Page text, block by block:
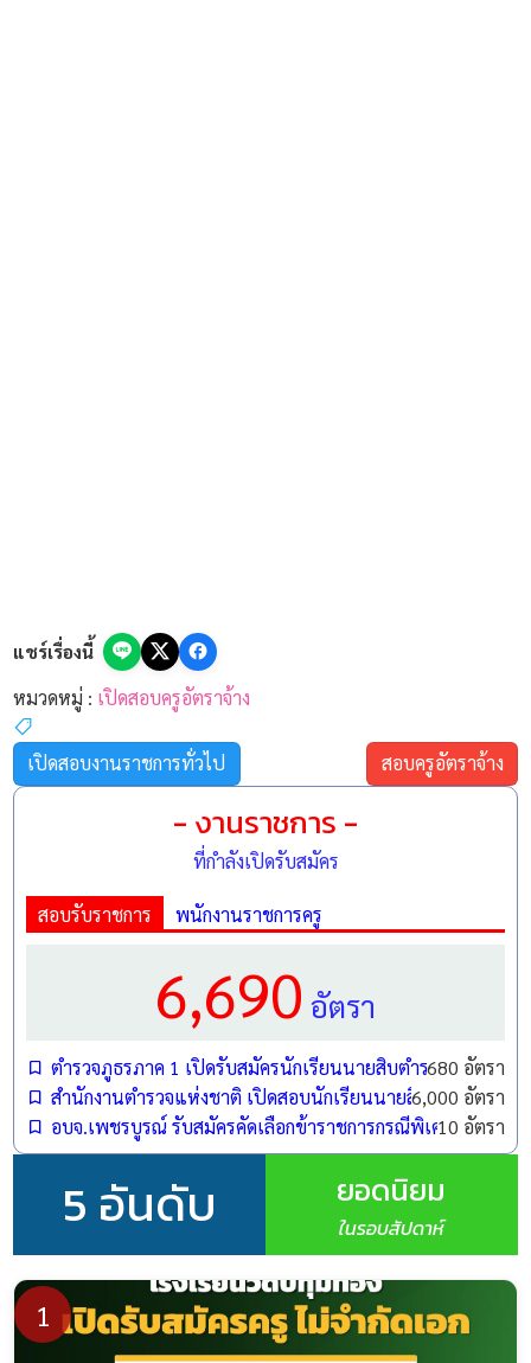
แชร์เรื่องนี้
หมวดหมู่ : เปิดสอบครูอัตราจ้าง
เปิดสอบงานราชการทั่วไป สอบครูอัตราจ้าง
- งานราชการ -
ที่กำลังเปิดรับสมัคร
สอบรับราชการ พนักงานราชการครู
6,690 อัตรา
ตำรวจภูธรภาค 1 เปิดรับสมัครนักเรียนนายสิบตำรวจ (นสต.)
680 อัตรา
สำนักงานตำรวจแห่งชาติ เปิดสอบนักเรียนนายสิบตำรวจ (นส
6,000 อัตรา
อบจ.เพชรบูรณ์ รับสมัครคัดเลือกข้าราชการกรณีพิเศษ ตำแห
10 อัตรา
5 อันดับ ยอดนิยม
ในรอบสัปดาห์
1